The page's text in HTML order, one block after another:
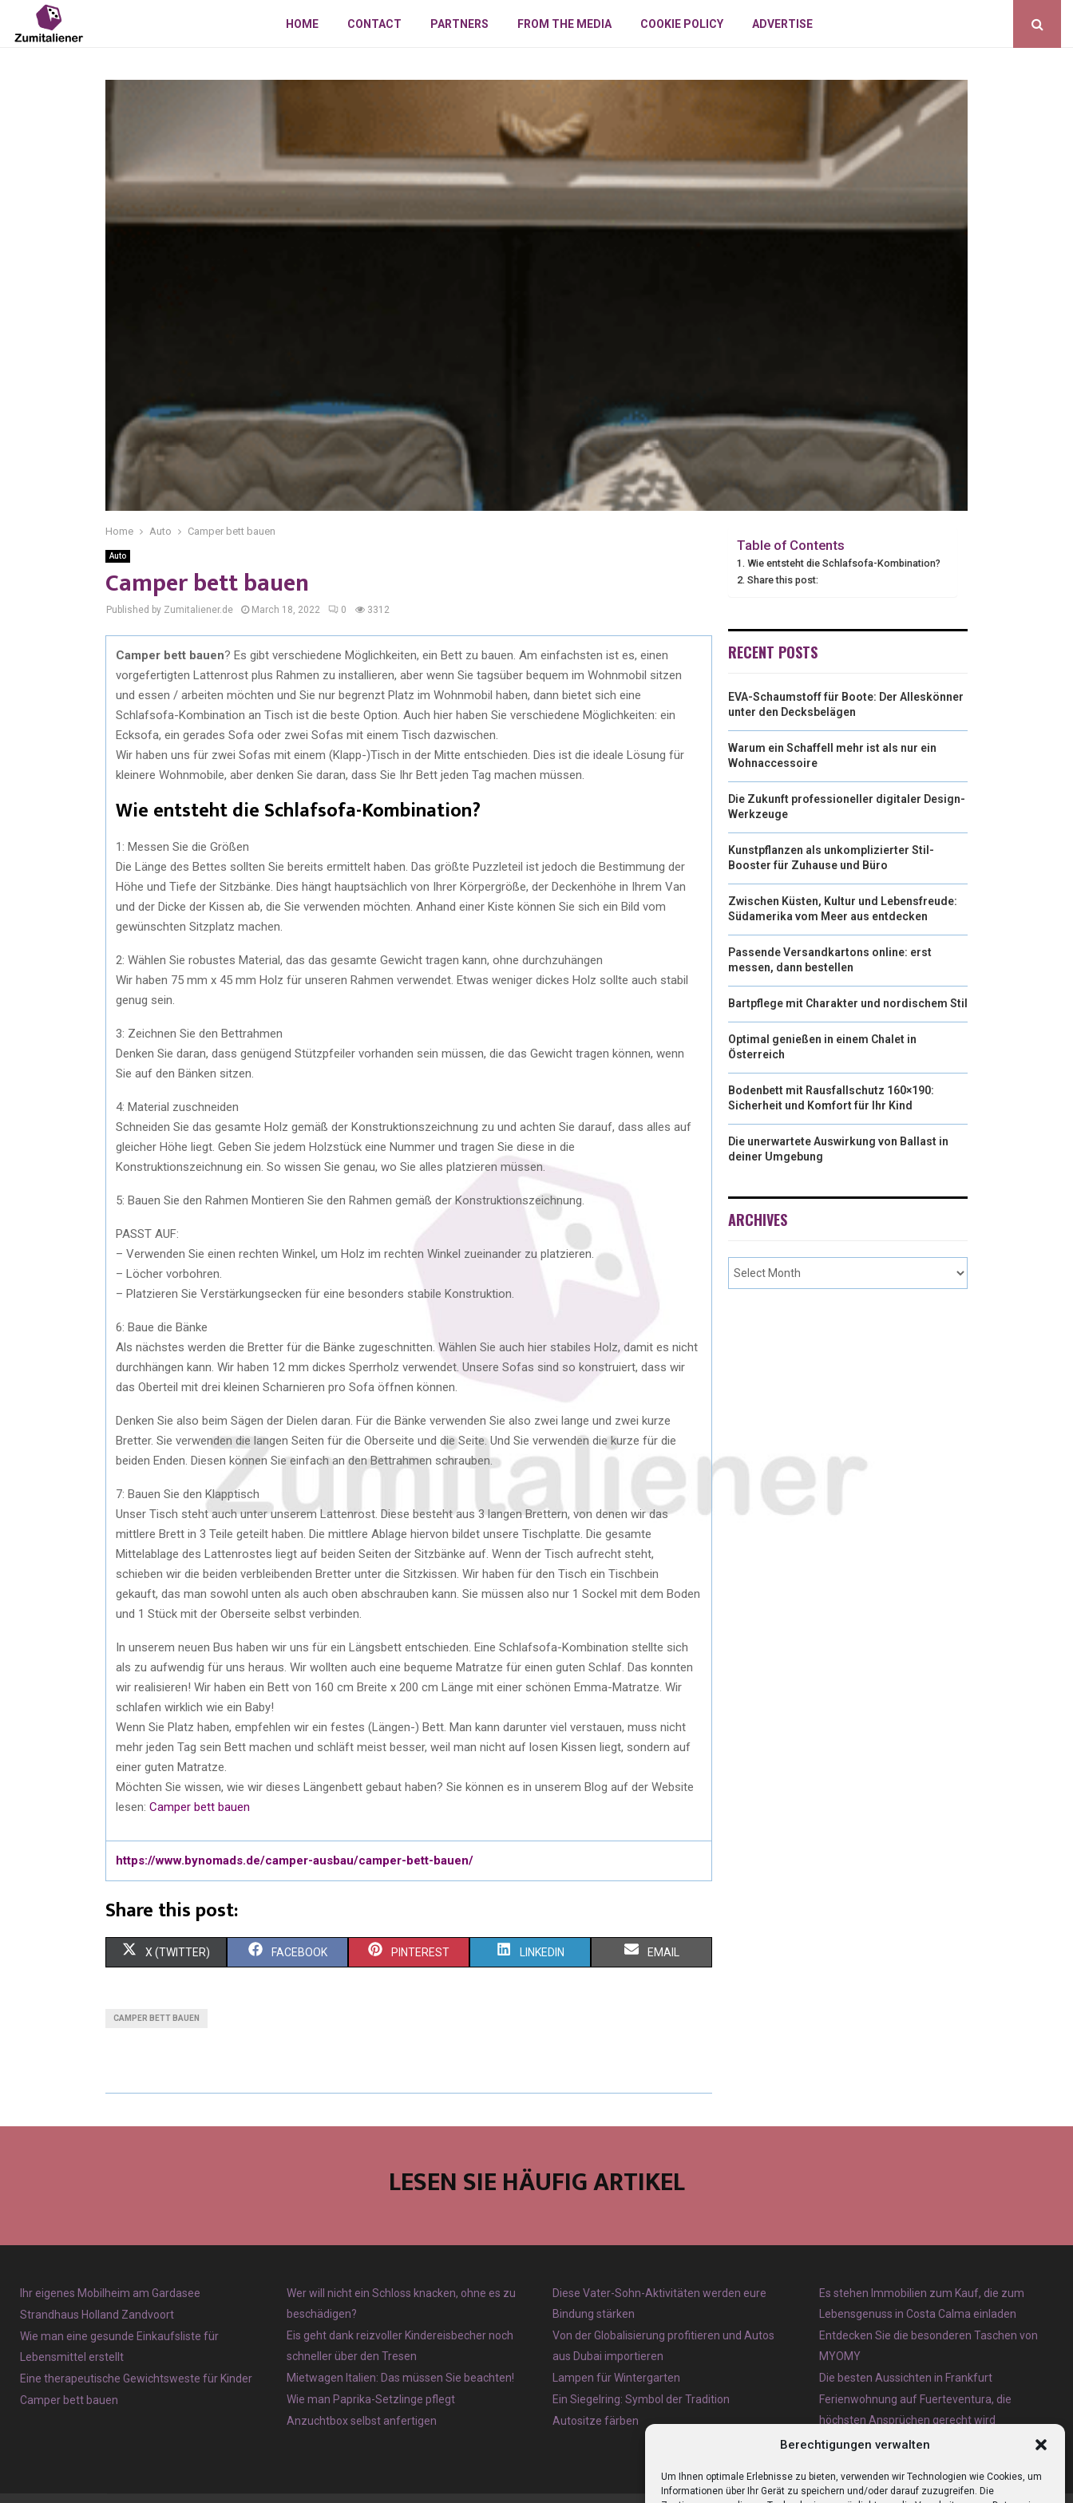
Berechtigungen verwalten
Um Ihnen optimale Erlebnisse zu bieten, verwenden wir Technologien wie Cookies, um
Informationen über Ihr Gerät zu speichern und/oder darauf zuzugreifen. Die
HOME CONTACT PARTNERS FROM THE MEDIA COOKIE POLICY ADVERTISE
Home Auto Camper bett bauen
Auto
Camper bett bauen
Published by Zumitaliener.de March 18, 2022 0 3312
Camper bett bauen? Es gibt verschiedene Möglichkeiten, ein Bett zu bauen. Am einfachsten ist es, einen
vorgefertigten Lattenrost plus Rahmen zu installieren, aber wenn Sie tagsüber bequem im Wohnmobil sitzen
und essen / arbeiten möchten und Sie nur begrenzt Platz im Wohnmobil haben, dann bietet sich eine
Schlafsofa-Kombination an Tisch ist die beste Option. Auch hier haben Sie verschiedene Möglichkeiten: ein
Ecksofa, ein gerades Sofa oder zwei Sofas mit einem Tisch dazwischen.
Wir haben uns für zwei Sofas mit einem (Klapp-)Tisch in der Mitte entschieden. Dies ist die ideale Lösung für
kleinere Wohnmobile, aber denken Sie daran, dass Sie Ihr Bett jeden Tag machen müssen.
Wie entsteht die Schlafsofa-Kombination?
1: Messen Sie die Größen
Die Länge des Bettes sollten Sie bereits ermittelt haben. Das größte Puzzleteil ist jedoch die Bestimmung der
Höhe und Tiefe der Sitzbänke. Dies hängt hauptsächlich von Ihrer Körpergröße, der Deckenhöhe in Ihrem Van
und der Dicke der Kissen ab, die Sie verwenden möchten. Anhand einer Kiste können Sie sich ein Bild vom
gewünschten Sitzplatz machen.
2: Wählen Sie robustes Material, das das gesamte Gewicht tragen kann, ohne durchzuhängen
Wir haben 75 mm x 45 mm Holz für unseren Rahmen verwendet. Etwas weniger dickes Holz sollte auch stabil
genug sein.
3: Zeichnen Sie den Bettrahmen
Denken Sie daran, dass genügend Stützpfeiler vorhanden sein müssen, die das Gewicht tragen können, wenn
Sie auf den Bänken sitzen.
4: Material zuschneiden
Schneiden Sie das gesamte Holz gemäß der Konstruktionszeichnung zu und achten Sie darauf, dass alles auf
gleicher Höhe liegt. Geben Sie jedem Holzstück eine Nummer und tragen Sie diese in die
Konstruktionszeichnung ein. So wissen Sie genau, wo Sie alles platzieren müssen.
5: Bauen Sie den Rahmen Montieren Sie den Rahmen gemäß der Konstruktionszeichnung.
PASST AUF:
– Verwenden Sie einen rechten Winkel, um Holz im rechten Winkel zueinander zu platzieren.
– Löcher vorbohren.
– Platzieren Sie Verstärkungsecken für eine besonders stabile Konstruktion.
6: Baue die Bänke
Als nächstes werden die Bretter für die Bänke zugeschnitten. Wählen Sie auch hier stabiles Holz, damit es nicht
durchhängen kann. Wir haben 12 mm dickes Sperrholz verwendet. Unsere Sofas sind so konstruiert, dass wir
das Oberteil mit drei kleinen Scharnieren pro Sofa öffnen können.
Denken Sie also beim Sägen der Dielen daran. Für die Bänke verwenden Sie also zwei lange und zwei kurze
Bretter. Sie verwenden die langen Seiten für die Oberseite und die Seite. Und Sie verwenden die kurze für die
beiden Enden. Diesen können Sie einfach an den Bettrahmen schrauben.
7: Bauen Sie den Klapptisch
Unser Tisch steht auch unter unserem Lattenrost. Diese besteht aus 3 langen Brettern, von denen wir das
mittlere Brett in 3 Teile geteilt haben. Die mittlere Ablage hiervon bildet unsere Tischplatte. Die gesamte
Mittelablage des Lattenrostes liegt auf beiden Seiten der Sitzbänke auf. Wenn der Tisch aufrecht steht,
schieben wir die beiden verbleibenden Bretter unter die Sitzkissen. Wir haben für den Tisch ein Tischbein
gekauft, das man sowohl unten als auch oben abschrauben kann. Sie müssen also nur 1 Sockel mit dem Boden
und 1 Stück mit der Oberseite selbst verbinden.
In unserem neuen Bus haben wir uns für ein Längsbett entschieden. Eine Schlafsofa-Kombination stellte sich
als zu aufwendig für uns heraus. Wir wollten auch eine bequeme Matratze für einen guten Schlaf. Das konnten
wir realisieren! Wir haben ein Bett von 160 cm Breite x 200 cm Länge mit einer schönen Emma-Matratze. Wir
schlafen wirklich wie ein Baby!
Wenn Sie Platz haben, empfehlen wir ein festes (Längen-) Bett. Man kann darunter viel verstauen, muss nicht
mehr jeden Tag sein Bett machen und schläft meist besser, weil man nicht auf losen Kissen liegt, sondern auf
einer guten Matratze.
Möchten Sie wissen, wie wir dieses Längenbett gebaut haben? Sie können es in unserem Blog auf der Website
lesen: Camper bett bauen
https://www.bynomads.de/camper-ausbau/camper-bett-bauen/
Share this post:
X (TWITTER) FACEBOOK PINTEREST LINKEDIN EMAIL
CAMPER BETT BAUEN
Table of Contents
Wie entsteht die Schlafsofa-Kombination?
Share this post:
RECENT POSTS
EVA-Schaumstoff für Boote: Der Alleskönner
unter den Decksbelägen
Warum ein Schaffell mehr ist als nur ein
Wohnaccessoire
Die Zukunft professioneller digitaler Design-
Werkzeuge
Kunstpflanzen als unkomplizierter Stil-
Booster für Zuhause und Büro
Zwischen Küsten, Kultur und Lebensfreude:
Südamerika vom Meer aus entdecken
Passende Versandkartons online: erst
messen, dann bestellen
Bartpflege mit Charakter und nordischem Stil
Optimal genießen in einem Chalet in
Österreich
Bodenbett mit Rausfallschutz 160×190:
Sicherheit und Komfort für Ihr Kind
Die unerwartete Auswirkung von Ballast in
deiner Umgebung
ARCHIVES
LESEN SIE HÄUFIG ARTIKEL
Ihr eigenes Mobilheim am Gardasee
Strandhaus Holland Zandvoort
Wie man eine gesunde Einkaufsliste für
Lebensmittel erstellt
Eine therapeutische Gewichtsweste für Kinder
Camper bett bauen
Wer will nicht ein Schloss knacken, ohne es zu
beschädigen?
Eis geht dank reizvoller Kindereisbecher noch
schneller über den Tresen
Mietwagen Italien: Das müssen Sie beachten!
Wie man Paprika-Setzlinge pflegt
Anzuchtbox selbst anfertigen
Diese Vater-Sohn-Aktivitäten werden eure
Bindung stärken
Von der Globalisierung profitieren und Autos
aus Dubai importieren
Lampen für Wintergarten
Ein Siegelring: Symbol der Tradition
Autositze färben
Es stehen Immobilien zum Kauf, die zum
Lebensgenuss in Costa Calma einladen
Entdecken Sie die besonderen Taschen von
MYOMY
Die besten Aussichten in Frankfurt
Ferienwohnung auf Fuerteventura, die
höchsten Ansprüchen gerecht wird
Eternit Wellplatten Entsorgung lieber heute als